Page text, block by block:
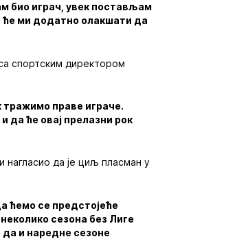
био играч, увек постављам
ми додатно олакшати да
спортским директором
тражимо праве играче.
да ће овај прелазни рок
да је циљ пласман у
ћемо се предстојеће
сезона без Лиге
и наредне сезоне